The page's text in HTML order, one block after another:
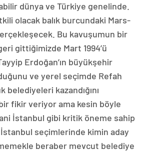
dünya ve Türkiye genelinde.
olacak balık burcundaki Mars-
Bu kavuşumun bir
gittiğimizde Mart 1994’ü
Erdoğan’ın büyükşehir
ve yerel seçimde Refah
belediyeleri kazandığını
fikir veriyor ama kesin böyle
İstanbul gibi kritik öneme sahip
seçimlerinde kimin aday
beraber mevcut belediye